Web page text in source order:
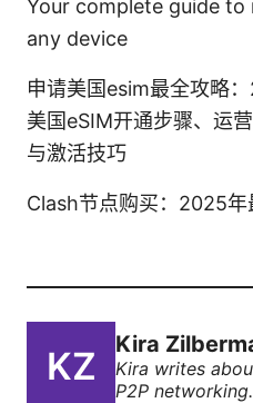
Your complete guide
any device
申请美国esim最全攻略
美国eSIM开通步骤、运
与激活技巧
Clash节点购买：2025
Kira
Kira writes
P2P networking.